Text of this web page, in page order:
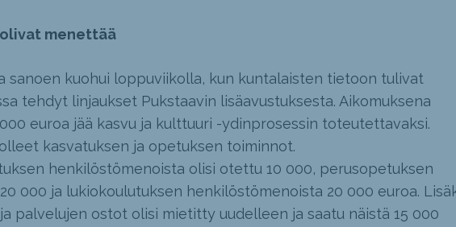
menettää
sanoen kuohui loppuviikolla, kun kuntalaisten tietoon tulivat
tehdyt linjaukset Pukstaavin lisäavustuksesta. Aikomuksena
euroa jää kasvu ja kulttuuri -ydinprosessin toteutettavaksi.
kasvatuksen ja opetuksen toiminnot.
henkilöstömenoista olisi otettu 10 000, perusopetuksen
000 ja lukiokoulutuksen henkilöstömenoista 20 000 euroa.
palvelujen ostot olisi mietitty uudelleen ja saatu näistä 15 000